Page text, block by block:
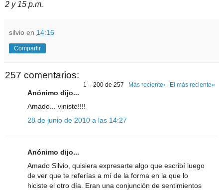
2 y 15 p.m.
silvio en 14:16
Compartir
257 comentarios:
1 – 200 de 257 Más reciente› El más reciente»
Anónimo dijo...
Amado... viniste!!!!
28 de junio de 2010 a las 14:27
Anónimo dijo...
Amado Silvio, quisiera expresarte algo que escribí luego
de ver que te referías a mí de la forma en la que lo
hiciste el otro día. Eran una conjunción de sentimientos